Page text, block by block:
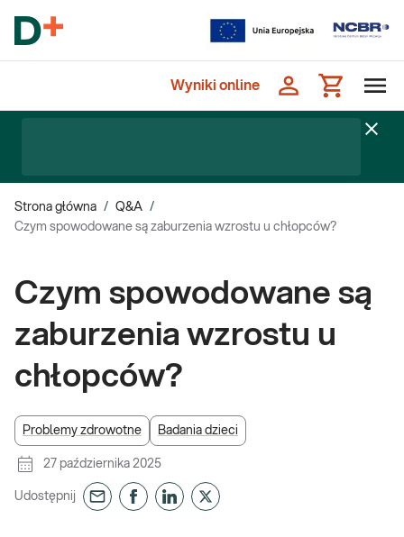
Wyniki online
Strona główna / Q&A /
Czym spowodowane są zaburzenia wzrostu u chłopców?
Czym spowodowane są
zaburzenia wzrostu u
chłopców?
Problemy zdrowotne Badania dzieci
27 października 2025
Udostępnij